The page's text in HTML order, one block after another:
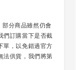
分商品雖然仍會
們訂購當下是否截
單，以免錯過官方
法供貨，我們將第